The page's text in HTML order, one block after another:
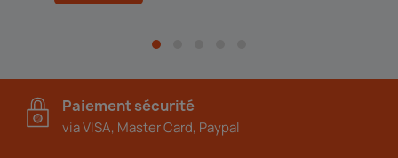
Paiement sécurité
via VISA, Master Card, Paypal